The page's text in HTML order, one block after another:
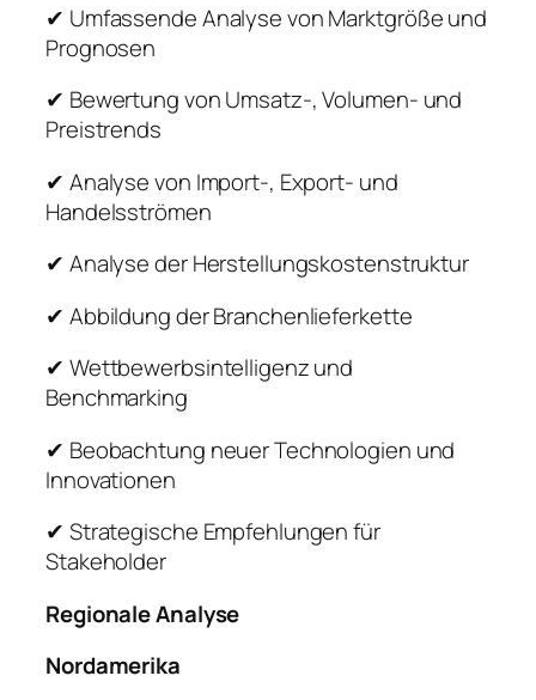
✔ Umfassende Analyse von Marktgröße und
Prognosen
✔ Bewertung von Umsatz-, Volumen- und
Preistrends
✔ Analyse von Import-, Export- und
Handelsströmen
✔ Analyse der Herstellungskostenstruktur
✔ Abbildung der Branchenlieferkette
✔ Wettbewerbsintelligenz und
Benchmarking
✔ Beobachtung neuer Technologien und
Innovationen
✔ Strategische Empfehlungen für
Stakeholder
Regionale Analyse
Nordamerika